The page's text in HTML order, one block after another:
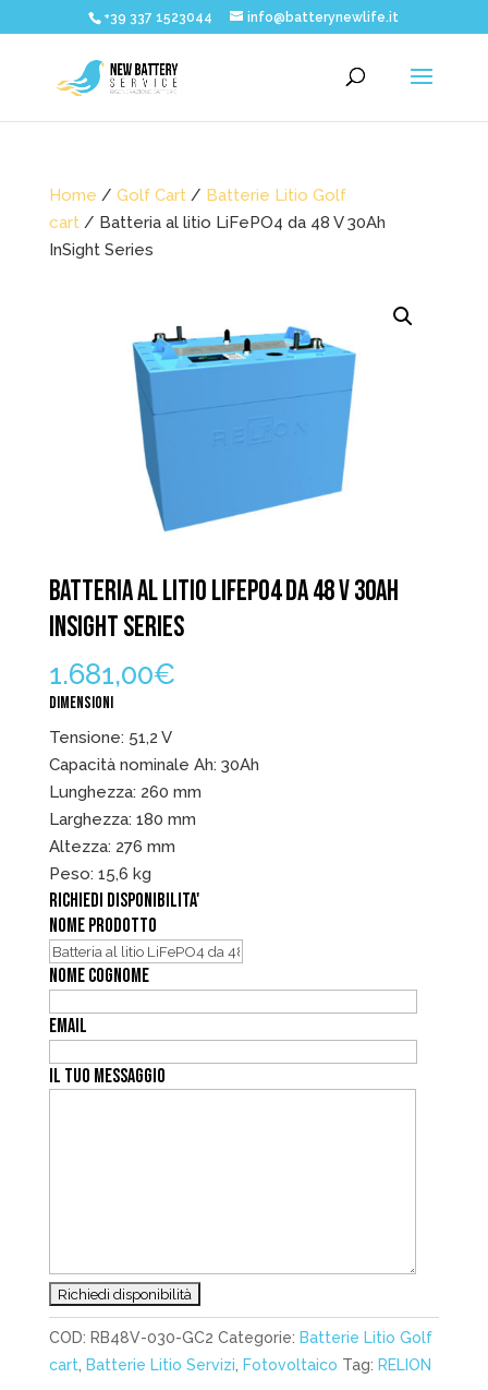
+39 337 1523044 info@batterynewlife.it
Home / Golf Cart/ Batterie Litio Golf
cart/ Batteria al litio LiFePO4 da 48 V 30Ah
InSight Series
BATTERIA AL LITIO LIFEPO4 DA 48 V 30AH
INSIGHT SERIES
1.681,00€
DIMENSIONI
Tensione: 51,2 V
Capacità nominale Ah: 30Ah
Lunghezza: 260 mm
Larghezza: 180 mm
Altezza: 276 mm
Peso: 15,6 kg
RICHIEDI DISPONIBILITA'
NOME PRODOTTO
NOME COGNOME
EMAIL
IL TUO MESSAGGIO
COD: RB48V-030-GC2 Categorie: Batterie Litio Golf
cart, Batterie Litio Servizi Fotovoltaico Tag: RELION